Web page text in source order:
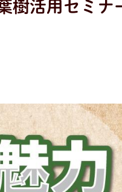
樹活用セミナ